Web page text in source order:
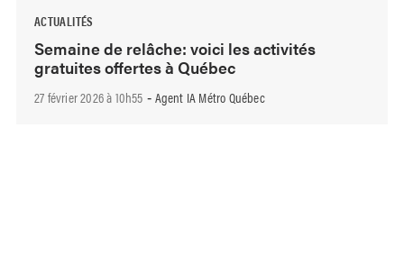
ACTUALITÉS
Semaine de relâche: voici les activités
gratuites offertes à Québec
27 février 2026 à 10h55 - Agent IA Métro Québec